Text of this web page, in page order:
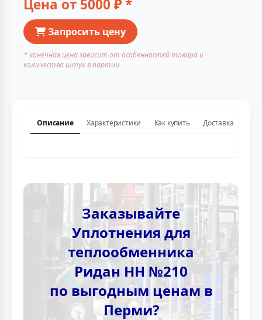
Цена от 5000 ₽ *
Запросить цену
* конечная цена зависит от особенностей товара и
количества штук в партии
Описание Характеристики Как купить Доставка
Заказывайте
Уплотнения для
теплообменника
Ридан НН №210
по выгодным ценам в
Перми?